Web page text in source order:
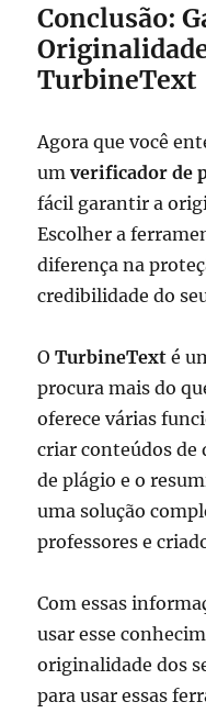
Conclusão:
TurbineText
Agora que você
umverificador de
fácil garantir a
Escolher a
diferença na
credibilidade do
OTurbineText é
procura mais do
oferece várias
criar conteúdos de
de plágio e o
uma solução
professores e
Com essas
usar esse
originalidade dos
para usar essas